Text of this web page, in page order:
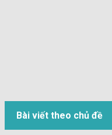
Bài viết theo chủ đề